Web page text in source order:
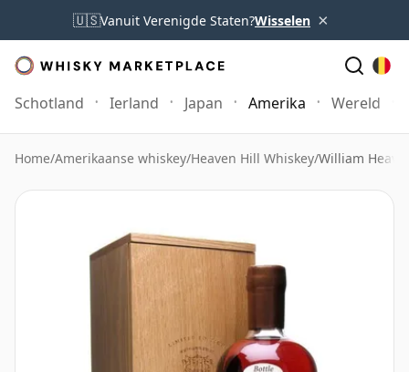
🇺🇸Vanuit Verenigde Staten?Wisselen ×
Schotland Ierland Japan Amerika Wereld
Home/Amerikaanse whiskey/Heaven Hill Whiskey/William